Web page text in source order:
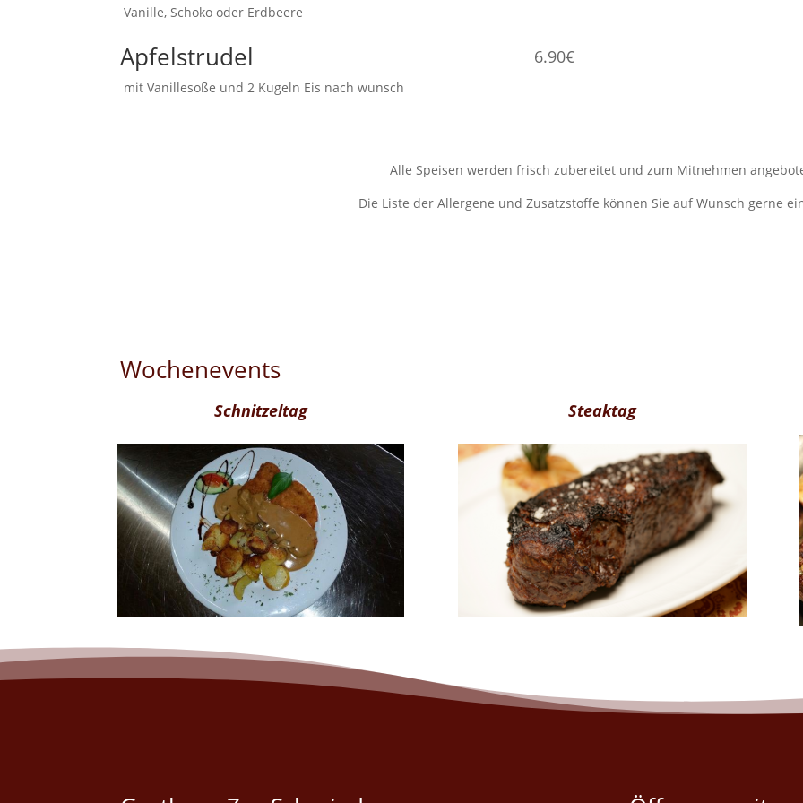
Vanille, Schoko oder Erdbeere
Apfelstrudel 6.90€
mit Vanillesoße und 2 Kugeln Eis nach wunsch
Alle Speisen werden frisch zubereitet und zum Mitnehmen
Die Liste der Allergene und Zusatzstoffe können Sie auf Wunsch gerne
Wochenevents
Schnitzeltag
Jeden Mittwoch
Steaktag
Jeden Donnerstag